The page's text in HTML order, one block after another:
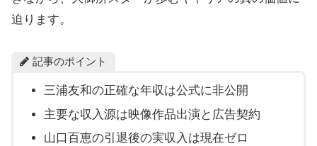
迫ります。
記事のポイント
三浦友和の正確な年収は公式に非公開
主要な収入源は映像作品出演と広告契約
山口百恵の引退後の実収入は現在ゼロ